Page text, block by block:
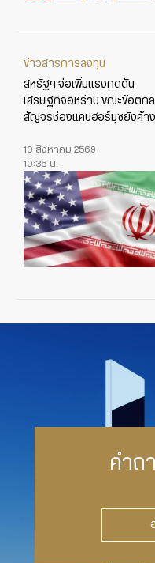
ข่าวสารการลงทุน
สหรัฐฯ จ่อเพิ่มแรงกดดัน
เศรษฐกิจอิหร่าน ขณะข้อตก
สัญจรช่องแคบฮอร์มุซยังค้า
10 สิงหาคม 2569
10:36 น.
คำถ